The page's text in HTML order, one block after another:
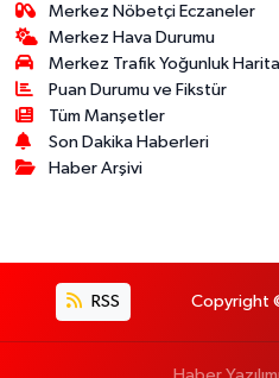
Merkez Nöbetçi Eczaneler
Merkez Hava Durumu
Merkez Trafik Yoğunluk
Puan Durumu ve Fikstür
Tüm Manşetler
Son Dakika Haberleri
Haber Arşivi
RSS Copyright